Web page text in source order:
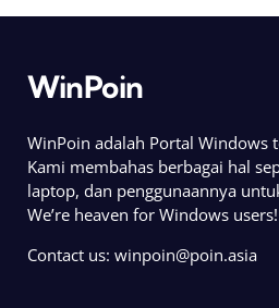
WinPoin
WinPoin adalah Portal Windows
Kami membahas berbagai hal
laptop, dan penggunaannya
We’re heaven for Windows users!
Contact us: winpoin@poin.asia